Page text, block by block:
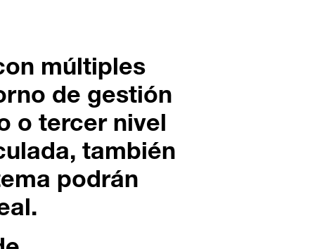
múltiples
de gestión
o tercer nivel
también
podrán